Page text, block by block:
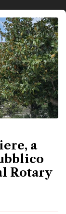
a
Rotary